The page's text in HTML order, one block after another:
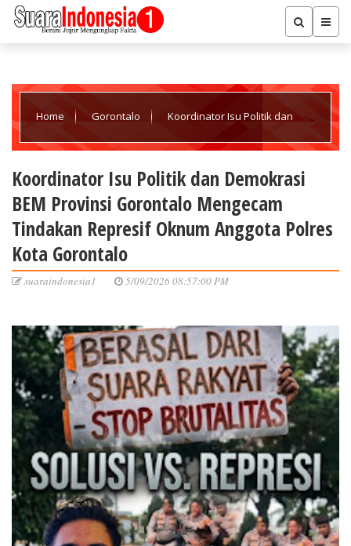
Home Gorontalo Koordinator Isu Politik dan
Represif Oknum Anggota Polres Kota Gorontalo
Koordinator Isu Politik dan Demokrasi
BEM Provinsi Gorontalo Mengecam
Tindakan Represif Oknum Anggota Polres
Kota Gorontalo
suaraindonesia1 5/09/2026 08:57:00 PM